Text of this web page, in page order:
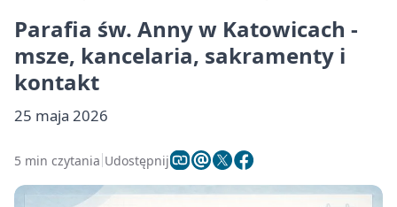
Parafia św. Anny w Katowicach -
msze, kancelaria, sakramenty i
kontakt
25 maja 2026
5 min czytania Udostępnij